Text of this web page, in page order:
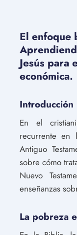
El enfoque
Jesús para
económica.
Introducción
En el
recurrente en
Antiguo
sobre cómo
Nuevo
enseñanzas
La pobreza